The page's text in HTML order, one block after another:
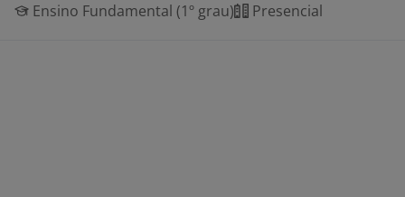
Ensino Fundamental (1º grau)
Presencial